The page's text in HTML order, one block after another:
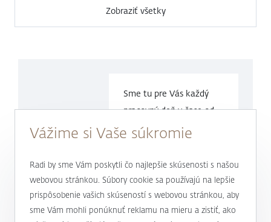
vedenia, ktorý J&T BANKA systematicky pripravovala.
Zobraziť všetky
Sme tu pre Vás každý
pracovný deň v časeod
9.00 do17.00 hod.
0800 900 500
alebo +421 232 607 187
Vážime si Vaše súkromie
Radi by sme Vám poskytli čo najlepšie skúsenosti s našou
webovou stránkou. Súbory cookie sa používajú na lepšie
prispôsobenie vašich skúseností s webovou stránkou, aby
sme Vám mohli ponúknuť reklamu na mieru a zistiť, ako